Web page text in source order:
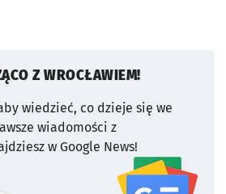
Z WROCŁAWIEM!
wiedzieć, co dzieje się we
wiadomości z
w Google News!